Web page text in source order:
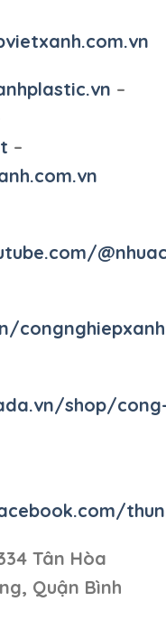
–
–
shop/
Tân Hòa
Quận Bình